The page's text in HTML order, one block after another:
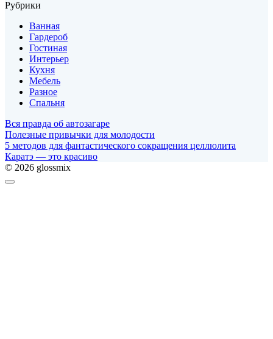
Рубрики
Ванная
Гардероб
Гостиная
Интерьер
Кухня
Мебель
Разное
Спальня
Вся правда об автозагаре
Полезные привычки для молодости
5 методов для фантастического сокращения целлюлита
Каратэ — это красиво
© 2026 glossmix